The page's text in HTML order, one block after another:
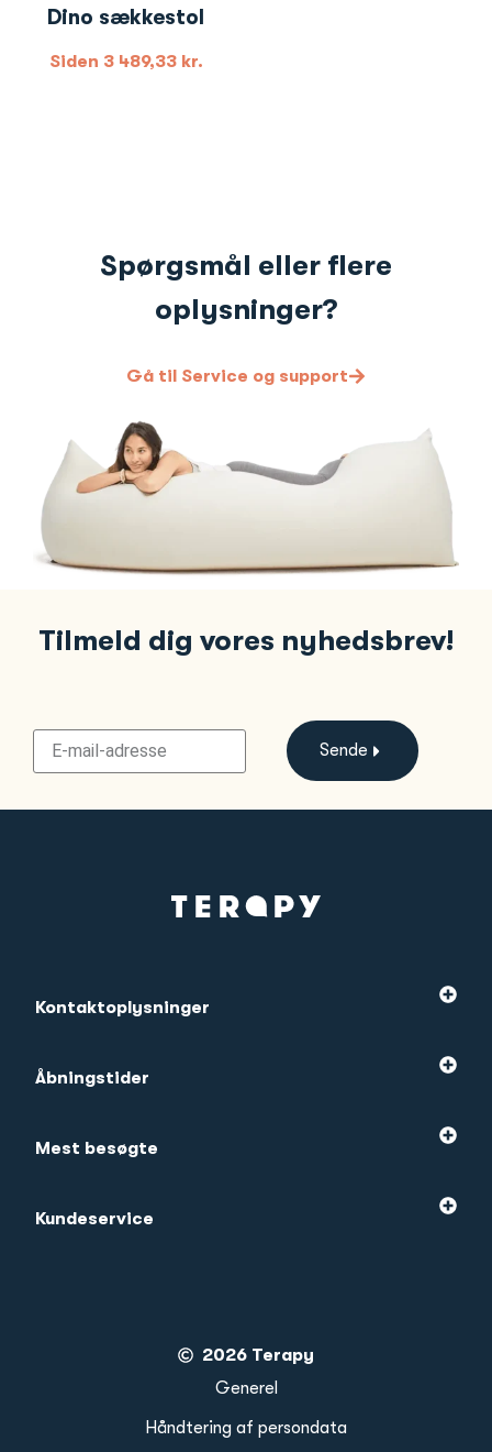
Dino sækkestol
Siden 3 489,33 kr.
Spørgsmål eller flere
oplysninger?
Gå til Service og support
Tilmeld dig vores nyhedsbrev!
Sende
Kontaktoplysninger
Åbningstider
Mest besøgte
Kundeservice
2026 Terapy
Generel
Håndtering af persondata